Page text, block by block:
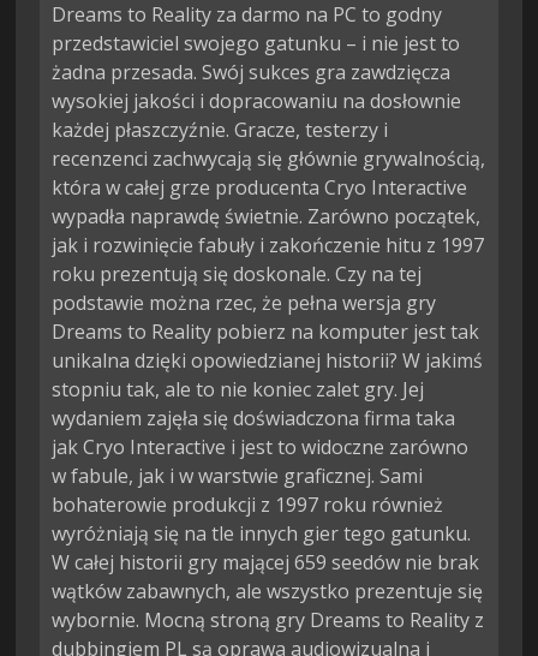
Dreams to Reality za darmo na PC to godny
przedstawiciel swojego gatunku – i nie jest to
żadna przesada. Swój sukces gra zawdzięcza
wysokiej jakości i dopracowaniu na dosłownie
każdej płaszczyźnie. Gracze, testerzy i
recenzenci zachwycają się głównie grywalnością,
która w całej grze producenta Cryo Interactive
wypadła naprawdę świetnie. Zarówno początek,
jak i rozwinięcie fabuły i zakończenie hitu z 1997
roku prezentują się doskonale. Czy na tej
podstawie można rzec, że pełna wersja gry
Dreams to Reality pobierz na komputer jest tak
unikalna dzięki opowiedzianej historii? W jakimś
stopniu tak, ale to nie koniec zalet gry. Jej
wydaniem zajęła się doświadczona firma taka
jak Cryo Interactive i jest to widoczne zarówno
w fabule, jak i w warstwie graficznej. Sami
bohaterowie produkcji z 1997 roku również
wyróżniają się na tle innych gier tego gatunku.
W całej historii gry mającej 659 seedów nie brak
wątków zabawnych, ale wszystko prezentuje się
wybornie. Mocną stroną gry Dreams to Reality z
dubbingiem PL są oprawa audiowizualna i